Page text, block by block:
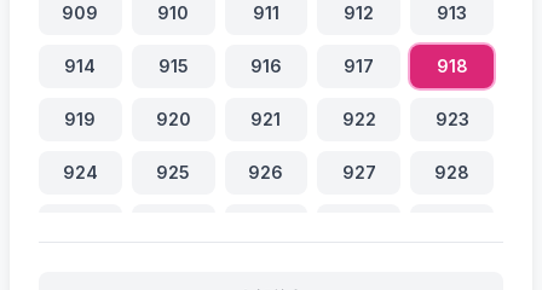
909 910 911 912 913
914 915 916 917 918
919 920 921 922 923
924 925 926 927 928